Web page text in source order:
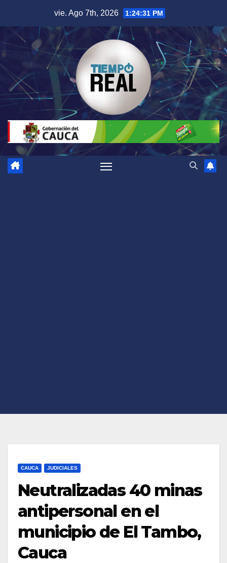
contenido
vie. Ago 7th, 2026 1:24:32 PM
CAUCA JUDICIALES
Neutralizadas 40 minas
antipersonal en el
municipio de El Tambo,
Cauca